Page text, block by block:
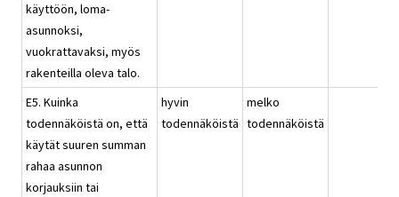
käyttöön, loma-
asunnoksi,
vuokrattavaksi, myös
rakenteilla oleva talo.
E5. Kuinka
todennäköistä on, että
käytät suuren summan
rahaa asunnon
korjauksiin tai
hyvin
todennäköistä
melko
todennäköistä